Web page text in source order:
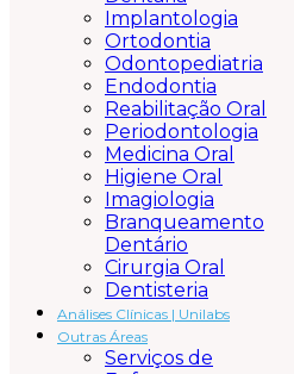
Implantologia
Ortodontia
Odontopediatria
Endodontia
Reabilitação Oral
Periodontologia
Medicina Oral
Higiene Oral
Imagiologia
Branqueamento
Dentário
Cirurgia Oral
Dentisteria
Análises Clínicas | Unilabs
Outras Áreas
Serviços de